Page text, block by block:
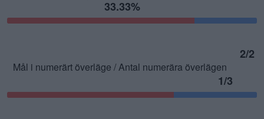
33.33%
2/2
Mål i numerärt överläge / Antal numerära överlägen
1/3